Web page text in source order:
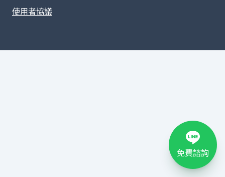
使用者協議
免費諮詢